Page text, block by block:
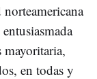
norteamericana
mayoritaria,
en todas y